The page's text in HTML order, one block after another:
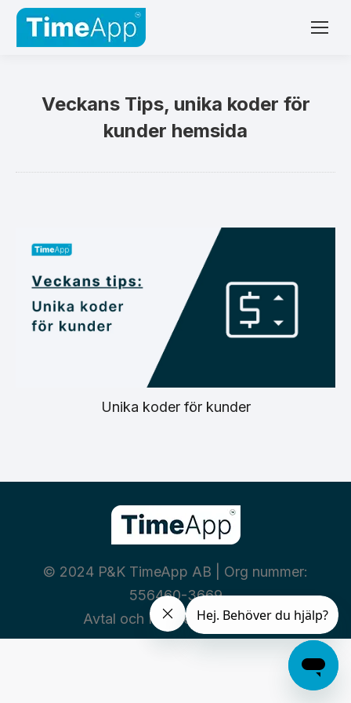
Veckans Tips, unika koder för
kunder hemsida
Unika koder för kunder
© 2024 P&K TimeApp AB | Org nummer:
556460-3669
Avtal och Policies|Integritet